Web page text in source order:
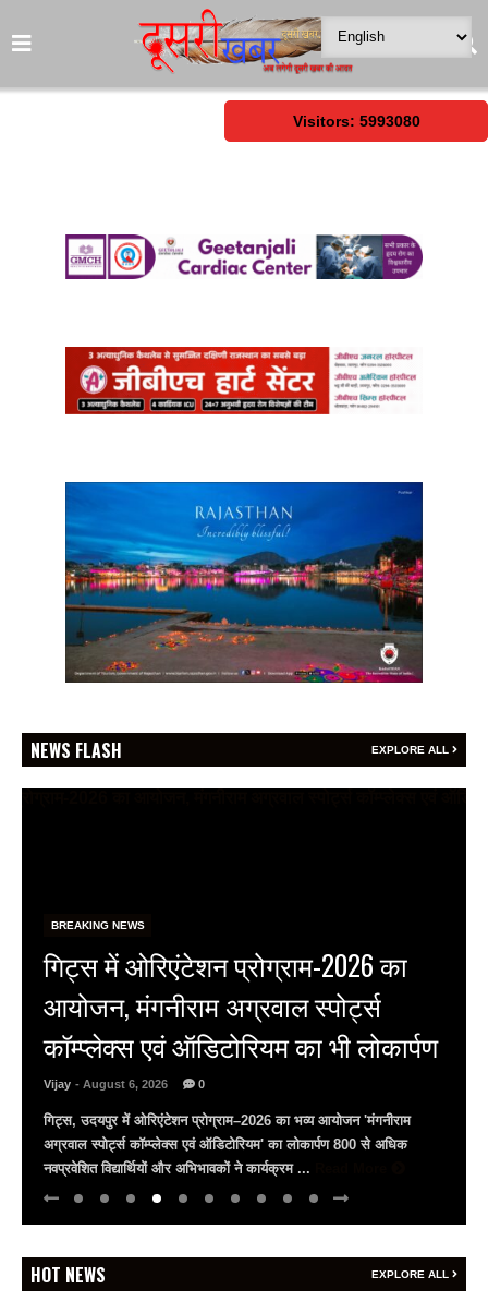
Visitors: 5993080
NEWS FLASH EXPLORE ALL
BREAKING NEWS
कैसा रहेगा आपका आज, क्या कहता है
भाग्यांक? 6 अगस्त, गुरुवार, 2026
Vijay - August 6, 2026 0
वैदिक पंचांग वैदिक पंचांग और भाग्यांक (Lucky Number) के जरिए जानिए
ज्योतिष (Astrologer) पूनम गौड से कैसा रहेगा आपका आज का दिन?
(dusrikhabar.com) वैदिक पंचांग ~ ... Read More
HOT NEWS EXPLORE ALL
BREAKING NEWS
जयपुर से दुनिया को भारत
का संदेश: ब्रिक्स सम्मेलन में
छोटे उद्योगों, स्टार्टअप और
रोजगार बढ़ाने पर सहमति
<section class="text-token-
text-primary w-full